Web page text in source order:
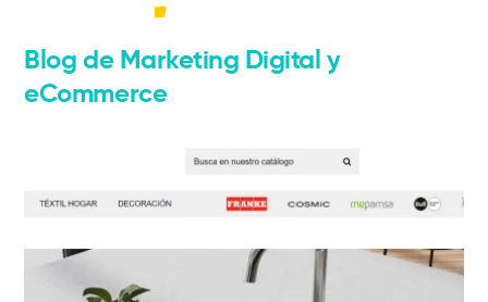
Blog de Marketing Digital y
eCommerce